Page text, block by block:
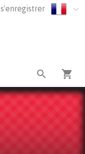
s'enregistrer